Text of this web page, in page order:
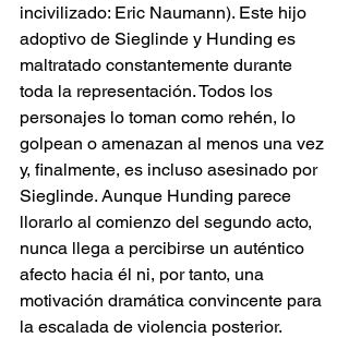
incivilizado: Eric Naumann). Este hijo
adoptivo de Sieglinde y Hunding es
maltratado constantemente durante
toda la representación. Todos los
personajes lo toman como rehén, lo
golpean o amenazan al menos una vez
y, finalmente, es incluso asesinado por
Sieglinde. Aunque Hunding parece
llorarlo al comienzo del segundo acto,
nunca llega a percibirse un auténtico
afecto hacia él ni, por tanto, una
motivación dramática convincente para
la escalada de violencia posterior.